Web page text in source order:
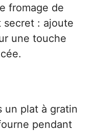
fromage de
secret : ajoute
une touche
un plat à gratin
pendant